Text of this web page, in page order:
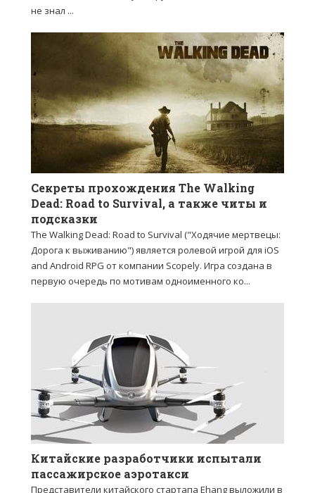
не знал ...
Секреты прохождения The Walking
Dead: Road to Survival, а также читы и
подсказки
The Walking Dead: Road to Survival ("Ходячие мертвецы:
Дорога к выживанию") является ролевой игрой для iOS
and Android RPG от компании Scopely. Игра создана в
первую очередь по мотивам одноименного ко...
Китайские разработчики испытали
пассажирское аэротакси
Представители китайского стартапа Ehang выложили в